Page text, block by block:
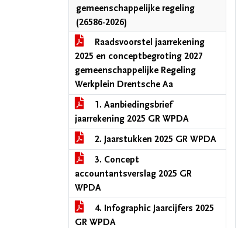
gemeenschappelijke regeling
(26586-2026)
Raadsvoorstel jaarrekening
2025 en conceptbegroting 2027
gemeenschappelijke Regeling
Werkplein Drentsche Aa
1. Aanbiedingsbrief
jaarrekening 2025 GR WPDA
2. Jaarstukken 2025 GR WPDA
3. Concept
accountantsverslag 2025 GR
WPDA
4. Infographic Jaarcijfers 2025
GR WPDA